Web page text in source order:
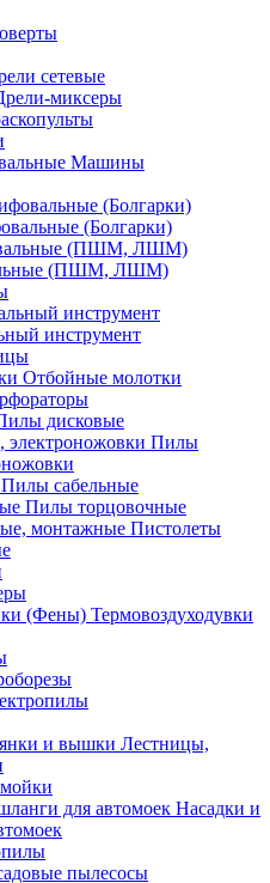
сетевые
миксеры
Машины
(Болгарки)
(ПШМ, ЛШМ)
инструмент
Отбойные молотки
дисковые
Пилы
Пилы сабельные
Пилы торцовочные
Пистолеты
Термовоздуходувки
Лестницы,
Насадки и